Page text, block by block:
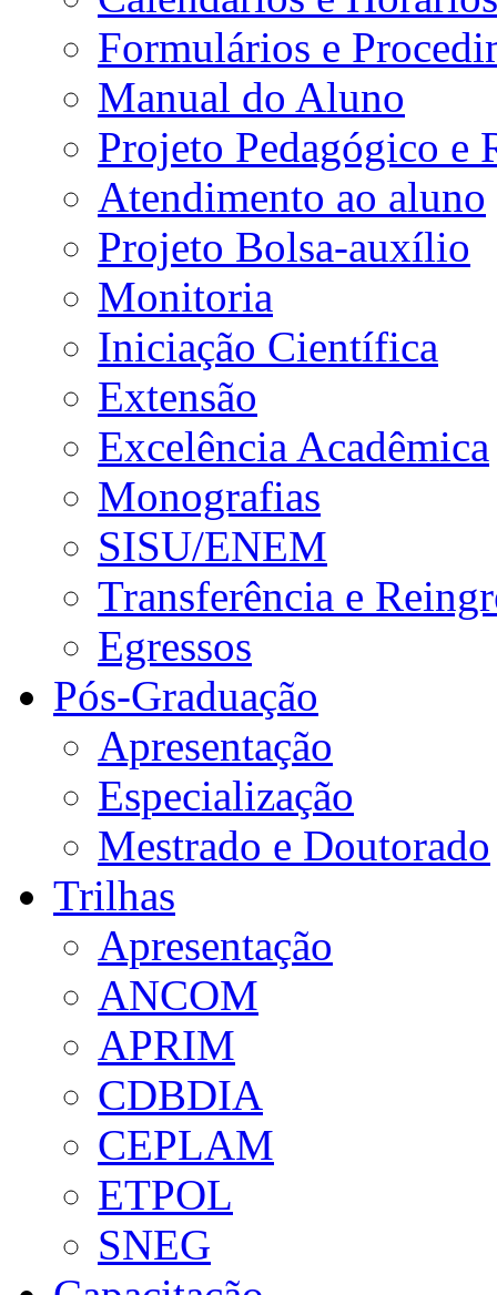
Formulários e
Manual do Aluno
Projeto Pedagógico e
Atendimento ao aluno
Projeto Bolsa-auxílio
Monitoria
Iniciação Científica
Extensão
Excelência Acadêmica
Monografias
SISU/ENEM
Transferência e
Egressos
Pós-Graduação
Apresentação
Especialização
Mestrado e Doutorado
Trilhas
Apresentação
ANCOM
APRIM
CDBDIA
CEPLAM
ETPOL
SNEG